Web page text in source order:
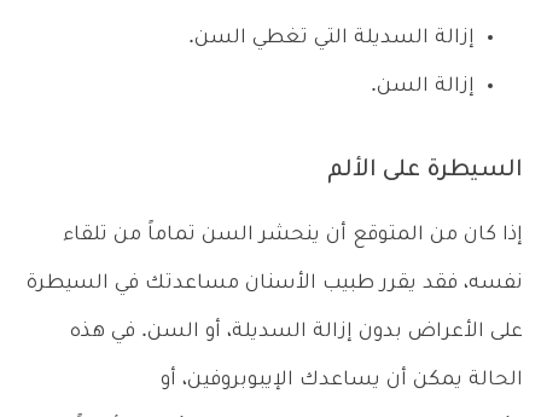
إزالة السديلة التي تغطي السن.
إزالة السن.
السيطرة على الألم
إذا كان من المتوقع أن ينحشر السن تماماً من تلقاء
نفسه، فقد يقرر طبيب الأسنان مساعدتك في السيطرة
على الأعراض بدون إزالة السديلة، أو السن. في هذه
الحالة يمكن أن يساعدك الإيبوبروفين، أو